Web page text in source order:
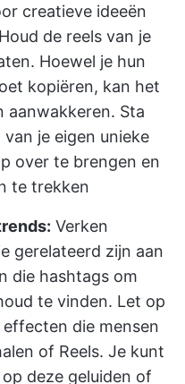
creatieve ideeën
de reels van je
Hoewel je hun
kopiëren, kan het
aanwakkeren. Sta
je eigen unieke
over te brengen en
te trekken
Verken
gerelateerd zijn aan
die hashtags om
te vinden. Let op
die mensen
of Reels. Je kunt
deze geluiden of